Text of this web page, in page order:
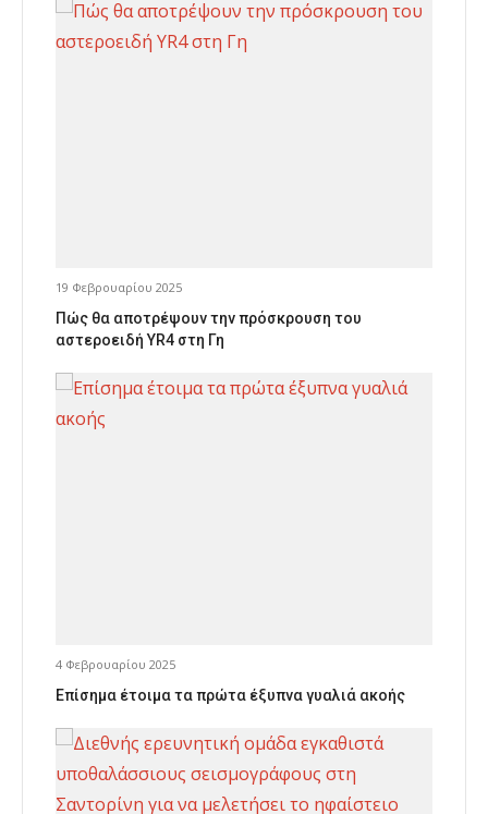
19 Φεβρουαρίου 2025
Πώς θα αποτρέψουν την πρόσκρουση του
αστεροειδή YR4 στη Γη
4 Φεβρουαρίου 2025
Επίσημα έτοιμα τα πρώτα έξυπνα γυαλιά ακοής